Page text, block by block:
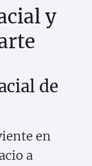
y
de
en
a